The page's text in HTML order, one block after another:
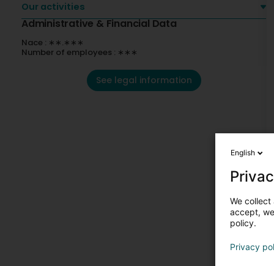
Our activities
Administrative & Financial Data
Nace : ∗∗.∗∗∗
Number of employees : ∗∗∗
See legal information
English
We
accept,
policy.
Privacy